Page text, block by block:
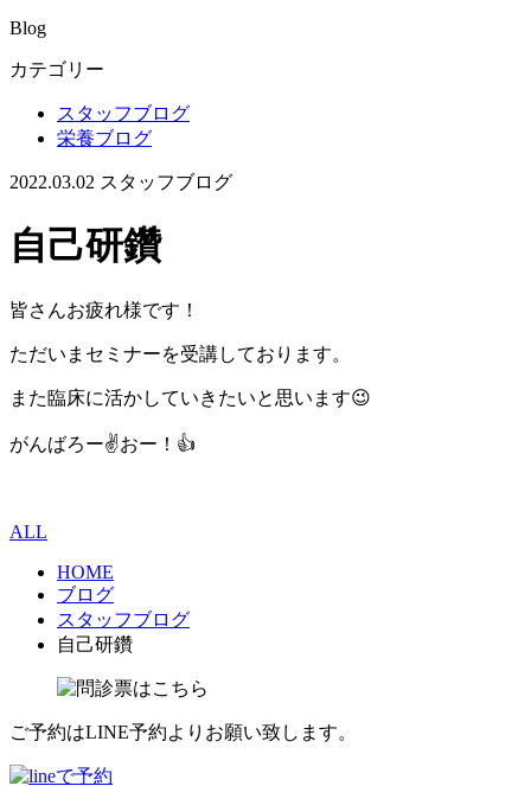
Blog
カテゴリー
スタッフブログ
栄養ブログ
2022.03.02 スタッフブログ
自己研鑽
皆さんお疲れ様です！
ただいまセミナーを受講しております。
また臨床に活かしていきたいと思います😉
がんばろー✌️おー！👍
ALL
HOME
ブログ
スタッフブログ
自己研鑽
ご予約はLINE予約よりお願い致します。